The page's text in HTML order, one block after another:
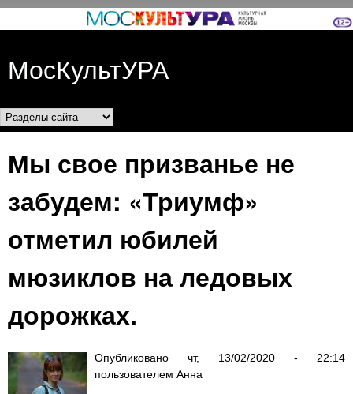
Перейти к основному
МосКультУРА
Разделы сайта
Мы свое призванье не
забудем: «Триумф»
отметил юбилей
мюзиклов на ледовых
дорожках.
Опубликовано чт, 13/02/2020 - 22:14
пользователем Анна